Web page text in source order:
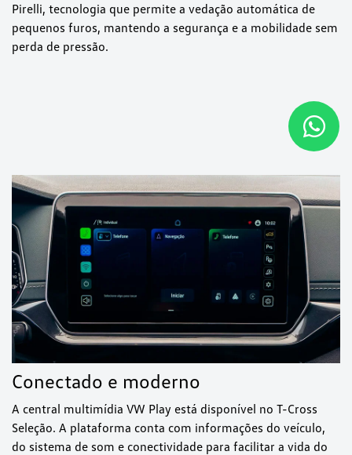
Pirelli, tecnologia que permite a vedação automática de
pequenos furos, mantendo a segurança e a mobilidade sem
perda de pressão.
Conectado e moderno
A central multimídia VW Play está disponível no T-Cross
Seleção. A plataforma conta com informações do veículo,
do sistema de som e conectividade para facilitar a vida do